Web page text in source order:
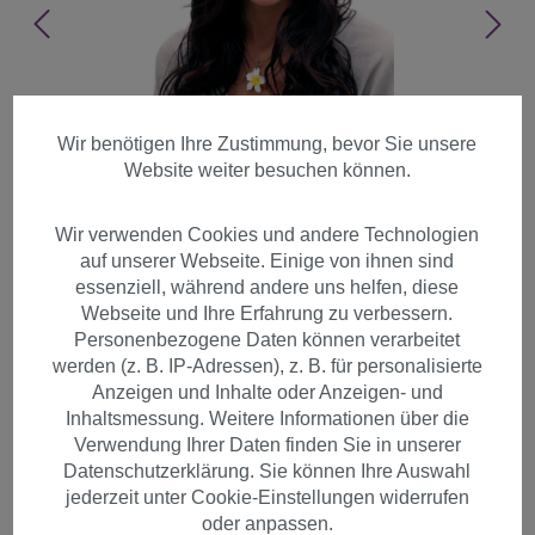
Damen Perücke braun gewellt
langhaarig 9329-2T33
Wir benötigen Ihre Zustimmung, bevor Sie unsere
Website weiter besuchen können.
Wir verwenden Cookies und andere Technologien
auf unserer Webseite. Einige von ihnen sind
essenziell, während andere uns helfen, diese
Webseite und Ihre Erfahrung zu verbessern.
Personenbezogene Daten können verarbeitet
werden (z. B. IP-Adressen), z. B. für personalisierte
Anzeigen und Inhalte oder Anzeigen- und
Inhaltsmessung. Weitere Informationen über die
Verwendung Ihrer Daten finden Sie in unserer
Datenschutzerklärung. Sie können Ihre Auswahl
jederzeit unter Cookie-Einstellungen widerrufen
oder anpassen.